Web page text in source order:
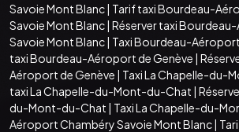
Savoie Mont Blanc| Tarif taxi Bourdeau-
Savoie Mont Blanc| Réserver taxi
Savoie Mont Blanc| Taxi Bourdeau-
taxi Bourdeau-Aéroport de Genève |
Aéroport de Genève | Taxi La Chapelle-du-
taxi La Chapelle-du-Mont-du-Chat |
du-Mont-du-Chat | Taxi La Chapelle-du-
Aéroport Chambéry Savoie Mont Blanc|